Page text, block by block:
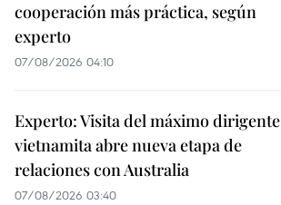
cooperación más práctica, según
experto
07/08/2026 04:10
Experto: Visita del máximo dirigente
vietnamita abre nueva etapa de
relaciones con Australia
07/08/2026 03:40